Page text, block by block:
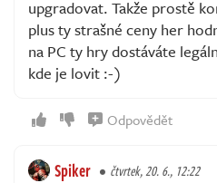
upgradovat. Takže prostě
plus ty strašné ceny her
na PC ty hry dostáváte
kde je lovit :-)
Odpovědět
Spiker čtvrtek, 20. 6., 12:22